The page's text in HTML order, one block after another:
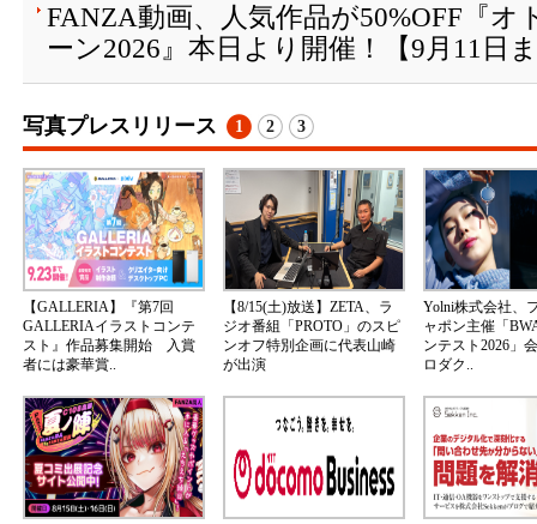
FANZA動画、人気作品が50%OFF『
ーン2026』本日より開催！【9月11日
写真プレスリリース 1 2 3
【GALLERIA】『第7回
GALLERIAイラストコンテ
スト』作品募集開始 入賞
者には豪華賞..
【8/15(土)放送】ZETA、ラ
ジオ番組「PROTO」のスピ
ンオフ特別企画に代表山崎
が出演
Yolni株式会社、
ャポン主催「
ンテスト2026」
ロダク..